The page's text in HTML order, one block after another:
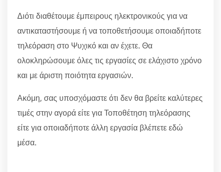
Διότι διαθέτουμε έμπειρους ηλεκτρονικούς για να
αντικαταστήσουμε ή να τοποθετήσουμε οποιαδήποτε
τηλεόραση στο Ψυχικό και αν έχετε. Θα
ολοκληρώσουμε όλες τις εργασίες σε ελάχιστο χρόνο
και με άριστη ποιότητα εργασιών.
Ακόμη, σας υποσχόμαστε ότι δεν θα βρείτε καλύτερες
τιμές στην αγορά είτε για Τοποθέτηση τηλεόρασης
είτε για οποιαδήποτε άλλη εργασία βλέπετε εδώ
μέσα.